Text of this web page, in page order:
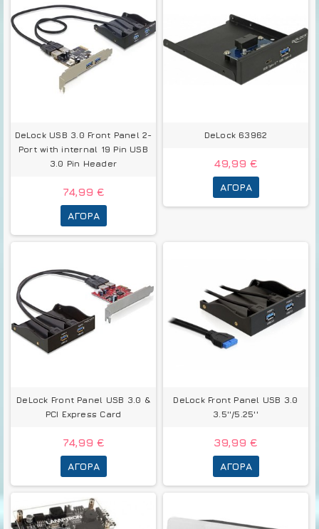
DeLock USB 3.0 Front Panel 2-
Port with internal 19 Pin USB
3.0 Pin Header
74,99 €
ΑΓΟΡΆ
DeLock 63962
49,99 €
ΑΓΟΡΆ
DeLock Front Panel USB 3.0 &
PCI Express Card
74,99 €
ΑΓΟΡΆ
DeLock Front Panel USB 3.0
3.5''/5.25''
39,99 €
ΑΓΟΡΆ